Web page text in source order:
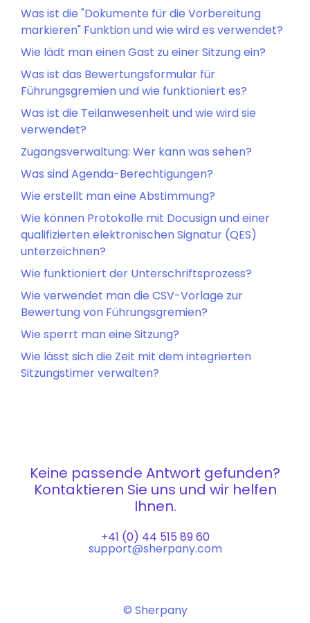
Was ist die "Dokumente für die Vorbereitung
markieren" Funktion und wie wird es verwendet?
Wie lädt man einen Gast zu einer Sitzung ein?
Was ist das Bewertungsformular für
Führungsgremien und wie funktioniert es?
Was ist die Teilanwesenheit und wie wird sie
verwendet?
Zugangsverwaltung: Wer kann was sehen?
Was sind Agenda-Berechtigungen?
Wie erstellt man eine Abstimmung?
Wie können Protokolle mit Docusign und einer
qualifizierten elektronischen Signatur (QES)
unterzeichnen?
Wie funktioniert der Unterschriftsprozess?
Wie verwendet man die CSV-Vorlage zur
Bewertung von Führungsgremien?
Wie sperrt man eine Sitzung?
Wie lässt sich die Zeit mit dem integrierten
Sitzungstimer verwalten?
Keine passende Antwort gefunden?
Kontaktieren Sie uns und wir helfen
Ihnen.
+41 (0) 44 515 89 60
support@sherpany.com
© Sherpany